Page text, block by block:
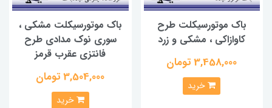
باک موتورسیکلت طرح
کاوازاکی ، مشکی و زرد
3,458,000 تومان
خرید
باک موتورسیکلت مشکی ،
سوری نوک مدادی طرح
فانتزی عقرب قرمز
3,504,000 تومان
خرید